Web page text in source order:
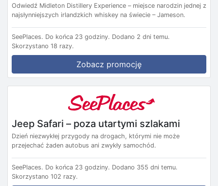
Odwiedź Midleton Distillery Experience – miejsce narodzin jednej z
najsłynniejszych irlandzkich whiskey na świecie – Jameson.
SeePlaces. Do końca 23 godziny. Dodano 2 dni temu.
Skorzystano 18 razy.
Zobacz promocję
Jeep Safari – poza utartymi szlakami
Dzień niezwykłej przygody na drogach, którymi nie może
przejechać żaden autobus ani zwykły samochód.
SeePlaces. Do końca 23 godziny. Dodano 355 dni temu.
Skorzystano 102 razy.